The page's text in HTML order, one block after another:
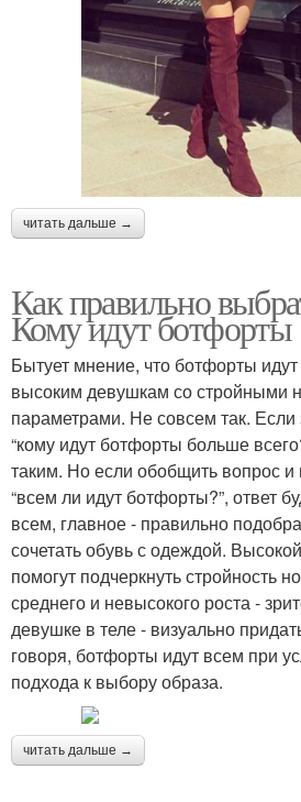
читать дальше →
Как правильно
Кому идут ботфорты
Бытует мнение, что ботфорты
высоким девушкам со стройными
параметрами. Не совсем так. Если
“кому идут ботфорты больше
таким. Но если обобщить вопрос и
“всем ли идут ботфорты?”, ответ
всем, главное - правильно
сочетать обувь с одеждой.
помогут подчеркнуть стройность
среднего и невысокого роста -
девушке в теле - визуально
говоря, ботфорты идут всем при
подхода к выбору образа.
читать дальше →